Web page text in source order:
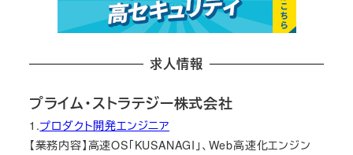
求人情報
プライム・ストラテジー株式会社
1.プロダクト開発エンジニア
【業務内容】高速OS「KUSANAGI」、Web高速化エンジン